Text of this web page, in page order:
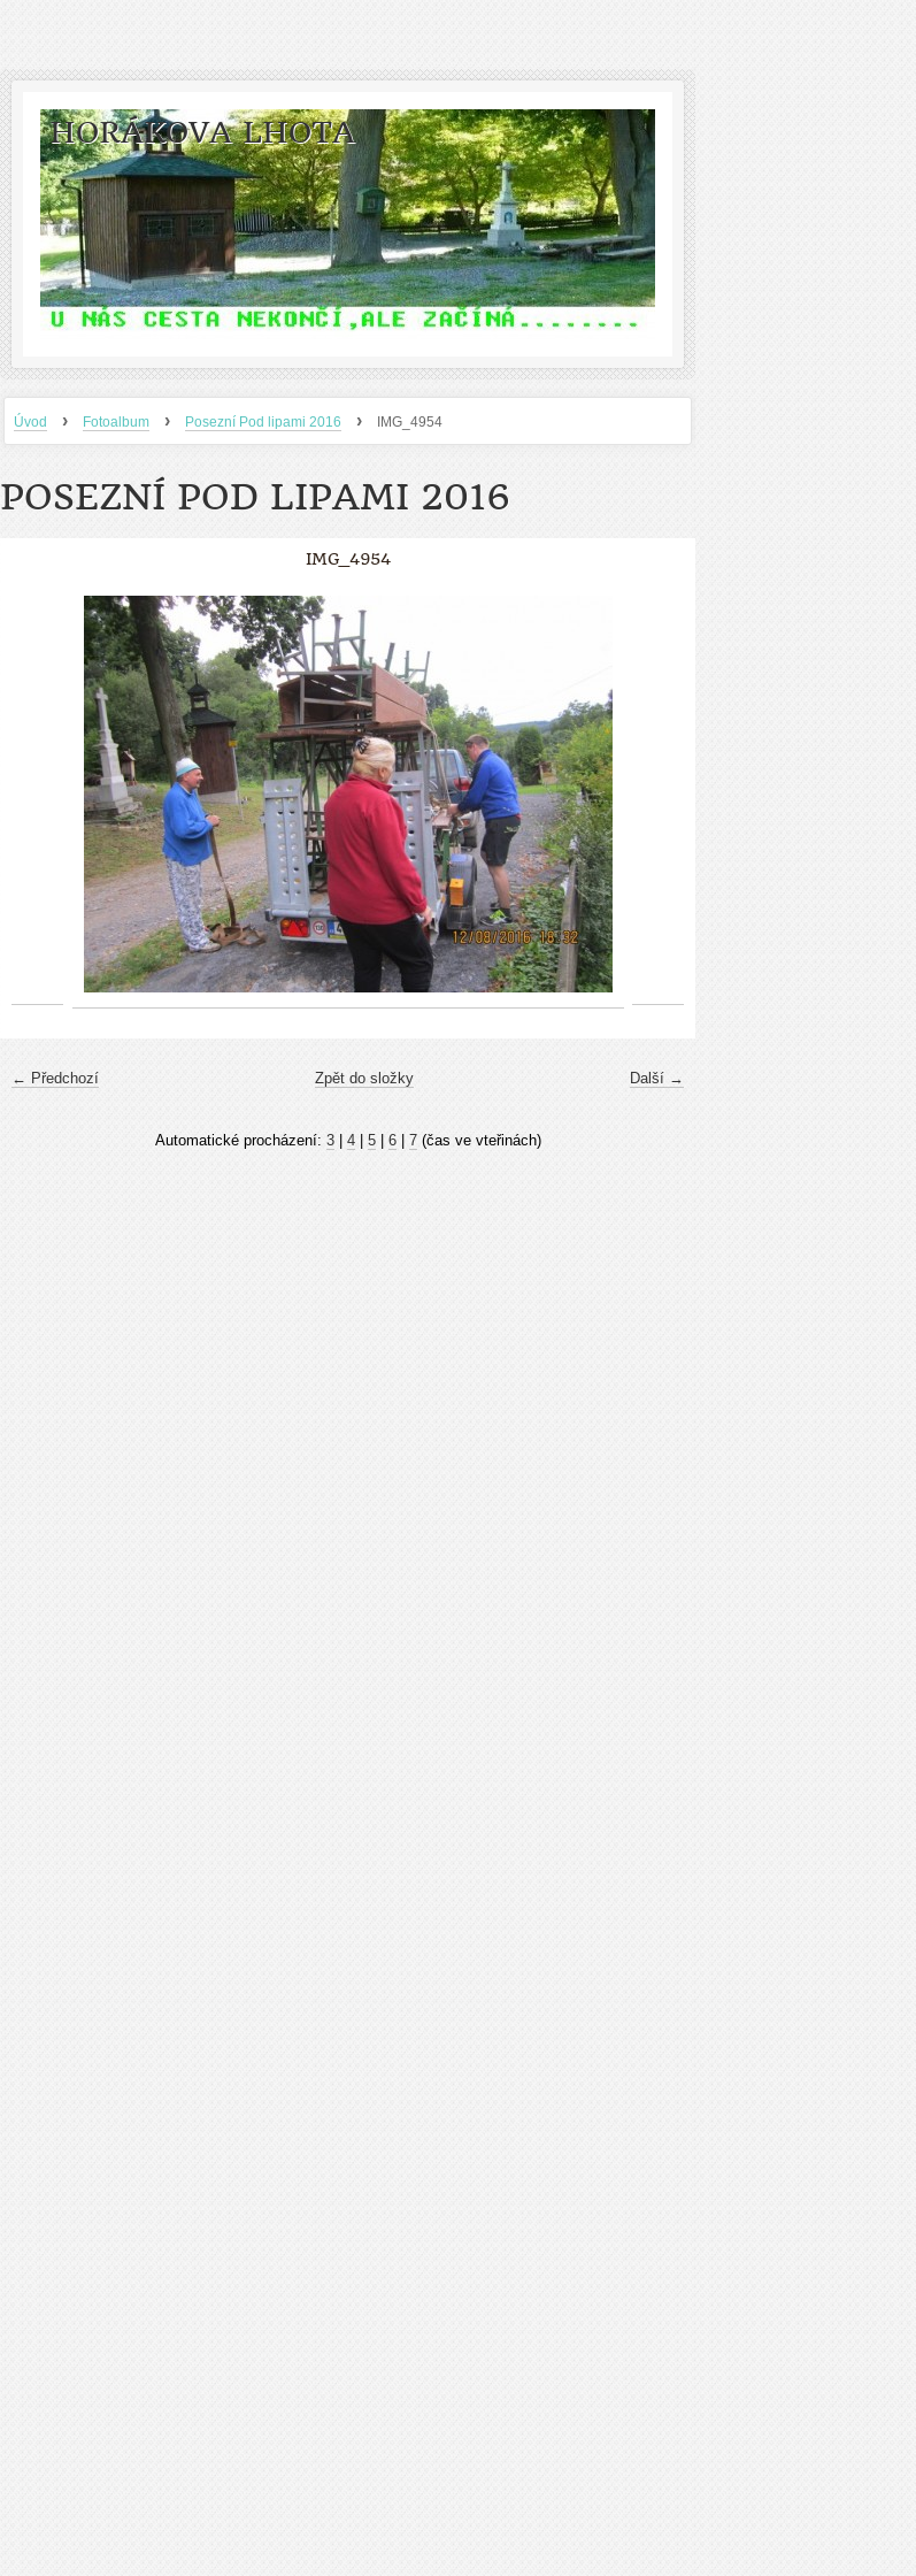
HORÁKOVA LHOTA
Úvod › Fotoalbum › Posezní Pod lipami 2016 › IMG_4954
POSEZNÍ POD LIPAMI 2016
IMG_4954
← Předchozí Další →
Zpět do složky
Automatické procházení: 3| 4| 5| 6| 7(čas ve vteřinách)